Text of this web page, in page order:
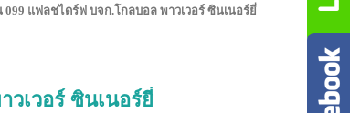
099 แฟลชไดร์ฟ บจก.โกลบอล พาวเวอร์ ซินเนอร์ยี่
เวอร์ ซินเนอร์ยี่